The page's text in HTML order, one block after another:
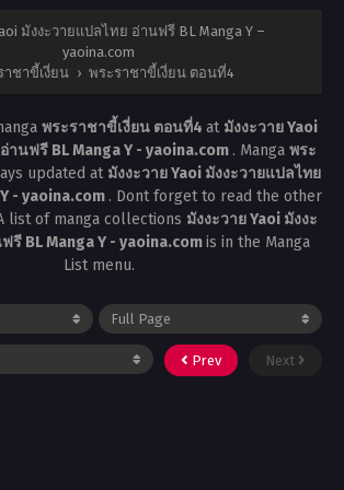
มังงะวายแปลไทย อ่านฟรี BL Manga Y –
yaoina.com
าชาขี้เงี่ยน › พระราชาขี้เงี่ยน ตอนที่4
พระราชาขี้เงี่ยน ตอนที่4 at มังงะวาย Yaoi
านฟรี BL Manga Y - yaoina.com . Manga พระ
updated at มังงะวาย Yaoi มังงะวายแปลไทย
- yaoina.com . Dont forget to read the other
list of manga collections มังงะวาย Yaoi มังงะ
รี BL Manga Y - yaoina.comis in the Manga
List menu.
Prev Next